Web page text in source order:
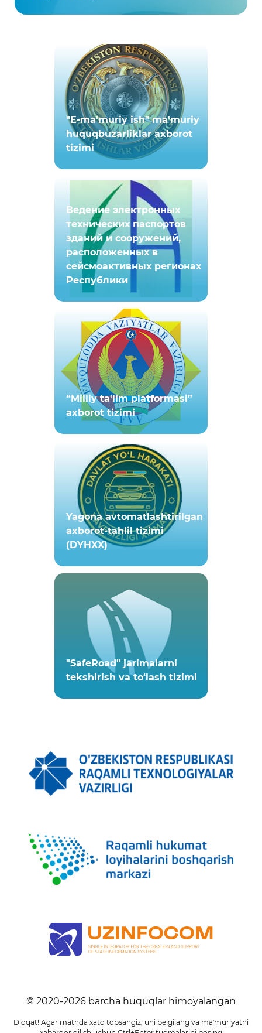
"E-ma'muriy ish" ma'muriy
huquqbuzarliklar axborot
tizimi
Ведение электронных
технических паспортов
зданий и сооружений,
расположенных в
сейсмоактивных регионах
Республики
“Milliy ta'lim platformasi”
axborot tizimi
Yagona avtomatlashtirilgan
axborot-tahlil tizimi
(DYHXX)
"SafeRoad" jarimalarni
tekshirish va to‘lash tizimi
© 2020-2026 barcha huquqlar himoyalangan
Diqqat! Agar matnda xato topsangiz, uni belgilang va ma'muriyatni